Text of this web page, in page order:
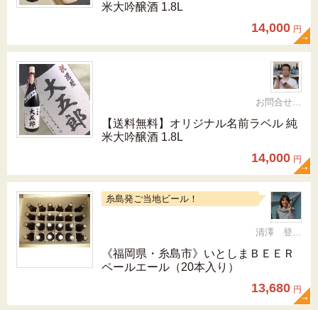
米大吟醸酒 1.8L
14,000 円
お問合せ 092-321-1597
【送料無料】オリジナル名前ラベル 純
米大吟醸酒 1.8L
14,000 円
糸島発ご当地ビール！
清澤 登希子
《福岡県・糸島市》いとしまＢＥＥＲ
ペールエール（20本入り）
13,680 円